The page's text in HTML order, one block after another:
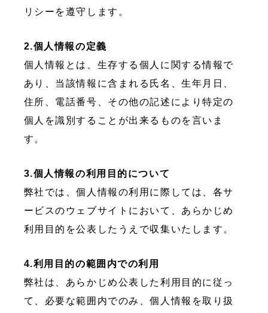
リシーを遵守します。
2.個人情報の定義
個人情報とは、生存する個人に関する情報で
あり、当該情報に含まれる氏名、生年月日、
住所、電話番号、その他の記述により特定の
個人を識別することが出来るものを言いま
す。
3.個人情報の利用目的について
弊社では、個人情報の利用に際しては、各サ
ービスのウェブサイトにおいて、あらかじめ
利用目的を公表したうえで収集いたします。
4.利用目的の範囲内での利用
弊社は、あらかじめ公表した利用目的に従っ
て、必要な範囲内でのみ、個人情報を取り扱